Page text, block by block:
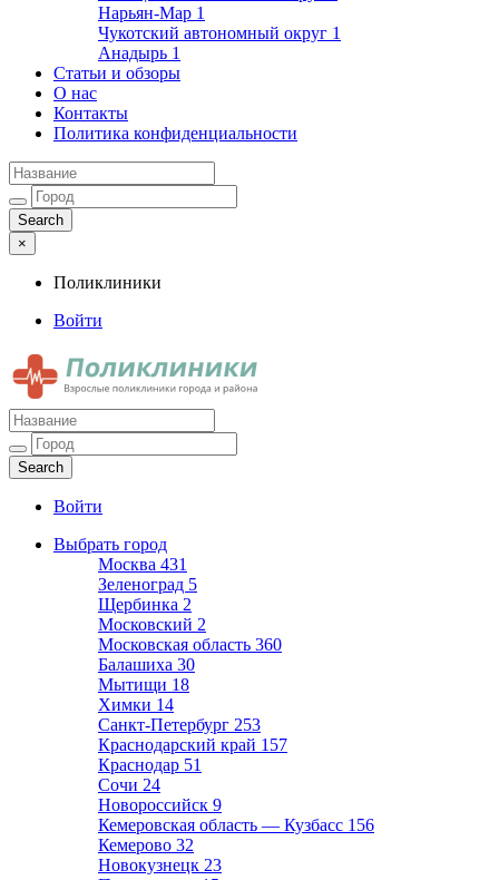
Нарьян-Мар 1
Чукотский автономный округ 1
Анадырь 1
Статьи и обзоры
О нас
Контакты
Политика конфиденциальности
×
Поликлиники
Войти
Поликлиники
Взрослые поликлиники города и района
Войти
Выбрать город
Москва 431
Зеленоград 5
Щербинка 2
Московский 2
Московская область 360
Балашиха 30
Мытищи 18
Химки 14
Санкт-Петербург 253
Краснодарский край 157
Краснодар 51
Сочи 24
Новороссийск 9
Кемеровская область — Кузбасс 156
Кемерово 32
Новокузнецк 23